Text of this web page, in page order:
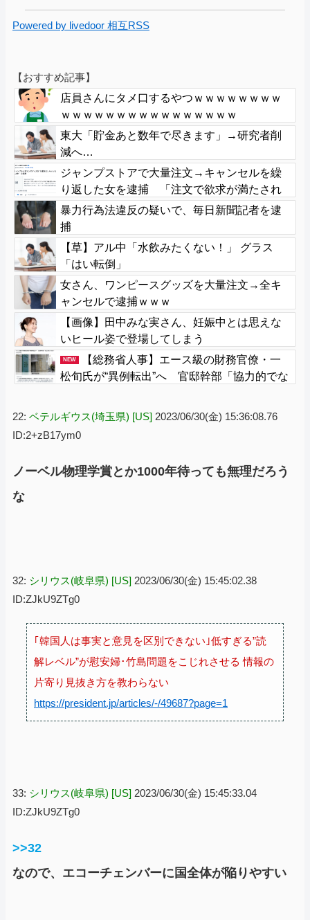
Powered by livedoor 相互RSS
【おすすめ記事】
店員さんにタメ口するやつｗｗｗｗｗｗｗｗ
ｗｗｗｗｗｗｗｗｗｗｗｗｗｗｗｗ
東大「貯金あと数年で尽きます」→研究者削
減へ…
ジャンプストアで大量注文→キャンセルを繰
り返した女を逮捕 「注文で欲求が満たされ
た」総額43億円
暴力行為法違反の疑いで、毎日新聞記者を逮
捕
【草】アル中「水飲みたくない！」 グラス
「はい転倒」
女さん、ワンピースグッズを大量注文→全キ
ャンセルで逮捕ｗｗｗ
【画像】田中みな実さん、妊娠中とは思えな
いヒール姿で登場してしまう
NEW
【総務省人事】エース級の財務官僚・一
松旬氏が“異例転出”へ 官邸幹部「協力的でな
22: ベテルギウス(埼玉県) [US] 2023/06/30(金) 15:36:08.76
ID:2+zB17ym0
ノーベル物理学賞とか1000年待っても無理だろう
な
32: シリウス(岐阜県) [US] 2023/06/30(金) 15:45:02.38
ID:ZJkU9ZTg0
｢韓国人は事実と意見を区別できない｣低すぎる”読
解レベル”が慰安婦･竹島問題をこじれさせる 情報の
片寄り見抜き方を教わらない
https://president.jp/articles/-/49687?page=1
33: シリウス(岐阜県) [US] 2023/06/30(金) 15:45:33.04
ID:ZJkU9ZTg0
>>32
なので、エコーチェンバーに国全体が陥りやすい